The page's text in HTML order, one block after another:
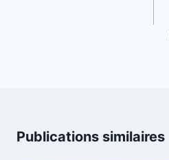
Publications similaires